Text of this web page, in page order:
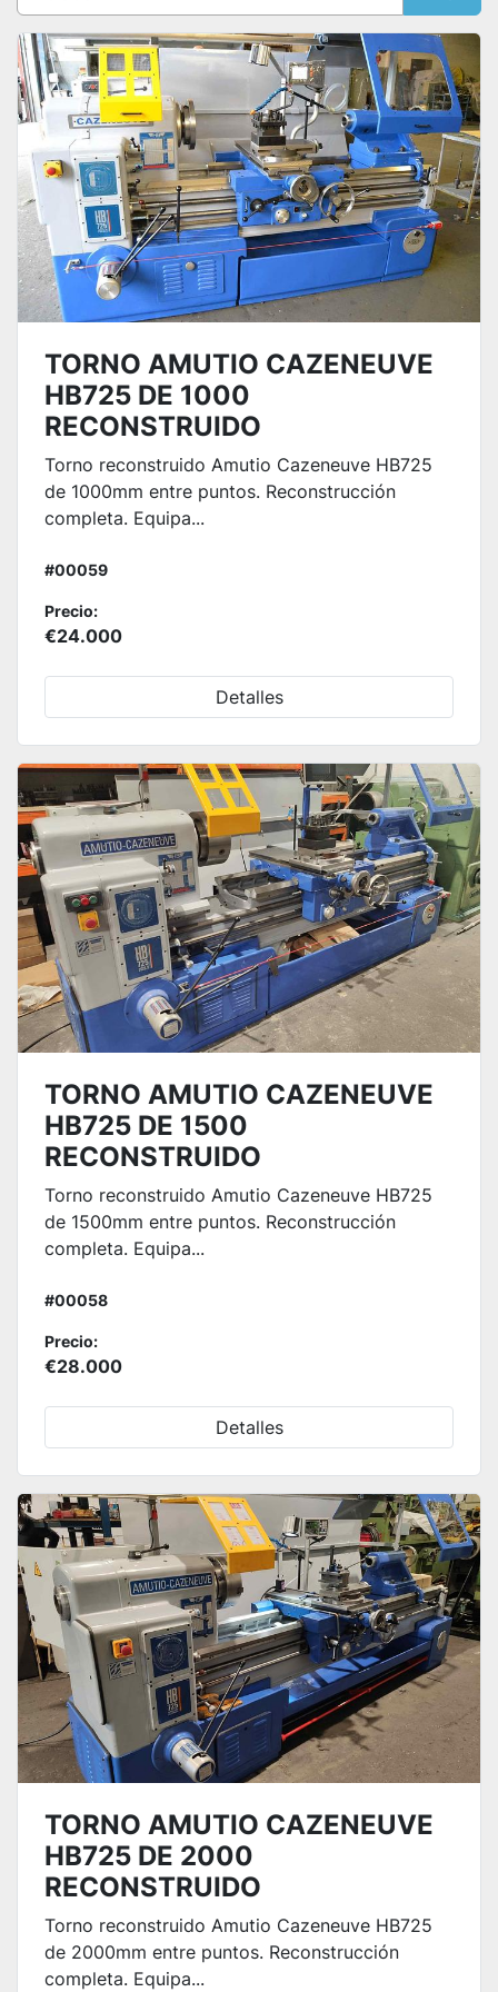
Ordenar por
TORNO AMUTIO CAZENEUVE
HB725 DE 1000
RECONSTRUIDO
Torno reconstruido Amutio Cazeneuve HB725
de 1000mm entre puntos. Reconstrucción
completa. Equipa...
#00059
Precio:
€24.000
Detalles
TORNO AMUTIO CAZENEUVE
HB725 DE 1500
RECONSTRUIDO
Torno reconstruido Amutio Cazeneuve HB725
de 1500mm entre puntos. Reconstrucción
completa. Equipa...
#00058
Precio:
€28.000
Detalles
TORNO AMUTIO CAZENEUVE
HB725 DE 2000
RECONSTRUIDO
Torno reconstruido Amutio Cazeneuve HB725
de 2000mm entre puntos. Reconstrucción
completa. Equipa...